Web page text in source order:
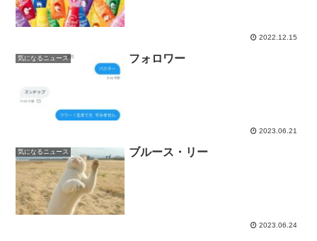
2022.12.15
気になるニュース フォロワー
2023.06.21
気になるニュース ブルース・リー
2023.06.24